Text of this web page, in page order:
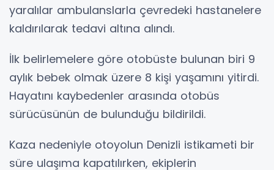
yaralılar ambulanslarla çevredeki hastanelere
kaldırılarak tedavi altına alındı.
İlk belirlemelere göre otobüste bulunan biri 9
aylık bebek olmak üzere 8 kişi yaşamını yitirdi.
Hayatını kaybedenler arasında otobüs
sürücüsünün de bulunduğu bildirildi.
Kaza nedeniyle otoyolun Denizli istikameti bir
süre ulaşıma kapatılırken, ekiplerin